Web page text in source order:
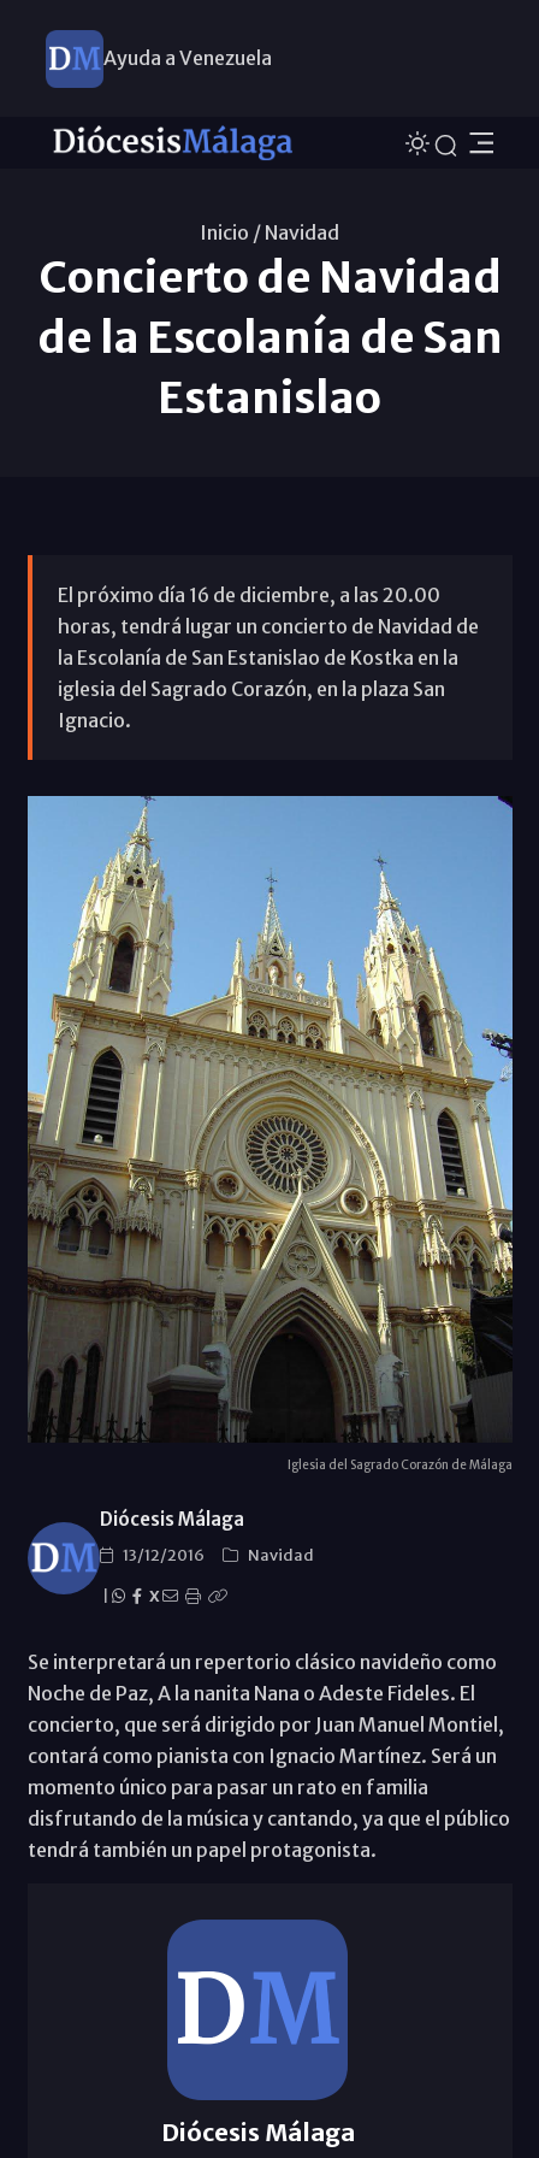
Ayuda a Venezuela
Inicio / Navidad
Concierto de Navidad
de la Escolanía de San
Estanislao
El próximo día 16 de diciembre, a las 20.00
horas, tendrá lugar un concierto de Navidad de
la Escolanía de San Estanislao de Kostka en la
iglesia del Sagrado Corazón, en la plaza San
Ignacio.
Iglesia del Sagrado Corazón de Málaga
Diócesis Málaga
13/12/2016
Navidad
X
Se interpretará un repertorio clásico navideño como
Noche de Paz, A la nanita Nana o Adeste Fideles. El
concierto, que será dirigido por Juan Manuel Montiel,
contará como pianista con Ignacio Martínez. Será un
momento único para pasar un rato en familia
disfrutando de la música y cantando, ya que el público
tendrá también un papel protagonista.
Diócesis Málaga